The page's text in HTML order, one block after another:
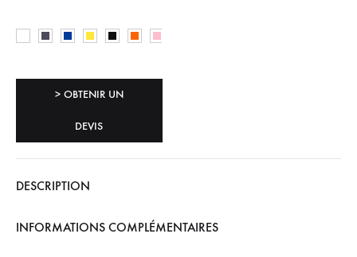
> OBTENIR UN
DEVIS
DESCRIPTION
INFORMATIONS COMPLÉMENTAIRES